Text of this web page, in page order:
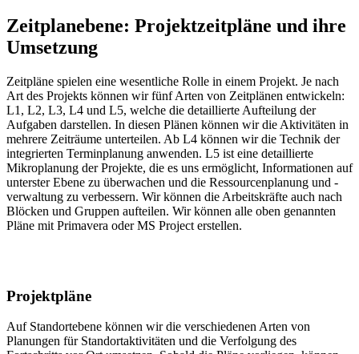
Zeitplanebene: Projektzeitpläne und ihre
Umsetzung
Zeitpläne spielen eine wesentliche Rolle in einem Projekt. Je nach
Art des Projekts können wir fünf Arten von Zeitplänen entwickeln:
L1, L2, L3, L4 und L5, welche die detaillierte Aufteilung der
Aufgaben darstellen. In diesen Plänen können wir die Aktivitäten in
mehrere Zeiträume unterteilen. Ab L4 können wir die Technik der
integrierten Terminplanung anwenden. L5 ist eine detaillierte
Mikroplanung der Projekte, die es uns ermöglicht, Informationen auf
unterster Ebene zu überwachen und die Ressourcenplanung und -
verwaltung zu verbessern. Wir können die Arbeitskräfte auch nach
Blöcken und Gruppen aufteilen. Wir können alle oben genannten
Pläne mit Primavera oder MS Project erstellen.
Projektpläne
Auf Standortebene können wir die verschiedenen Arten von
Planungen für Standortaktivitäten und die Verfolgung des